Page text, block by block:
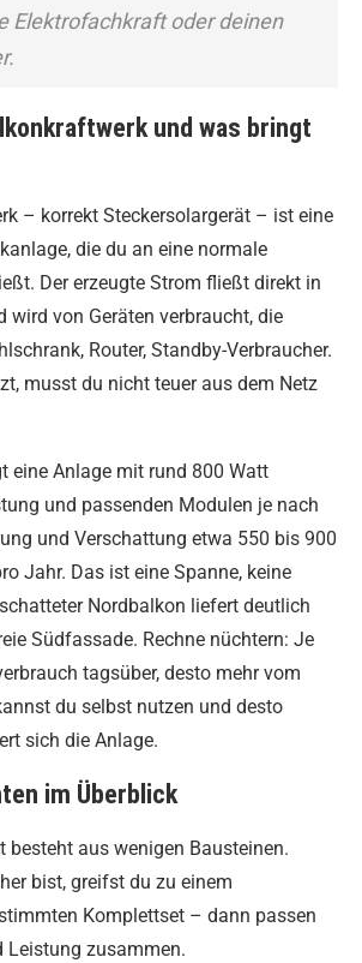
Elektrofachkraft oder deinen
und was bringt
– korrekt Steckersolargerät – ist eine
die du an eine normale
Der erzeugte Strom fließt direkt in
wird von Geräten verbraucht, die
Router, Standby-Verbraucher.
musst du nicht teuer aus dem Netz
eine Anlage mit rund 800 Watt
und passenden Modulen je nach
und Verschattung etwa 550 bis 900
Jahr. Das ist eine Spanne, keine
Nordbalkon liefert deutlich
Südfassade. Rechne nüchtern: Je
tagsüber, desto mehr vom
du selbst nutzen und desto
sich die Anlage.
im Überblick
besteht aus wenigen Bausteinen.
bist, greifst du zu einem
Komplettset – dann passen
Leistung zusammen.